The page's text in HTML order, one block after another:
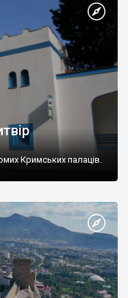
Кримських палаців.